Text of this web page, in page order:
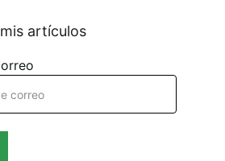
artículos